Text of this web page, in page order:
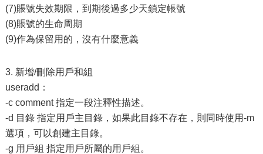
(7)賬號失效期限，到期後過多少天鎖定帳號
(8)賬號的生命周期
(9)作為保留用的，沒有什麼意義
3. 新增/刪除用戶和組
useradd：
-c comment 指定一段注釋性描述。
-d 目錄 指定用戶主目錄，如果此目錄不存在，則同時使用-m
選項，可以創建主目錄。
-g 用戶組 指定用戶所屬的用戶組。